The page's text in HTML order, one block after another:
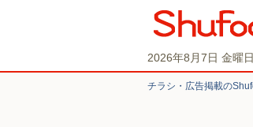
2026年8月7日 金曜日
チラシ・​広告掲載の​